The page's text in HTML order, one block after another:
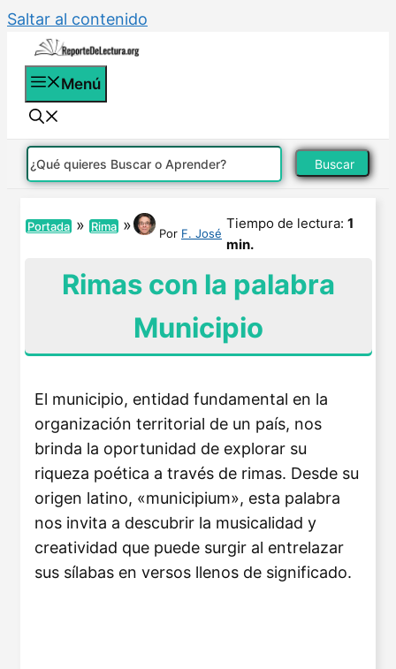
Saltar al contenido
Menú
Buscar
Portada » Rima » Por F. José
Tiempo de lectura: 1
min.
Rimas con la palabra
Municipio
El municipio, entidad fundamental en la
organización territorial de un país, nos
brinda la oportunidad de explorar su
riqueza poética a través de rimas. Desde su
origen latino, «municipium», esta palabra
nos invita a descubrir la musicalidad y
creatividad que puede surgir al entrelazar
sus sílabas en versos llenos de significado.